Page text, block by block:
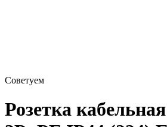
Советуем
Розетка